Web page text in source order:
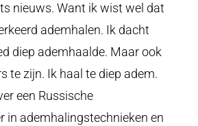
nieuws. Want ik wist wel dat
ademhalen. Ik dacht
diep ademhaalde. Maar ook
te zijn. Ik haal te diep adem.
een Russische
in ademhalingstechnieken en